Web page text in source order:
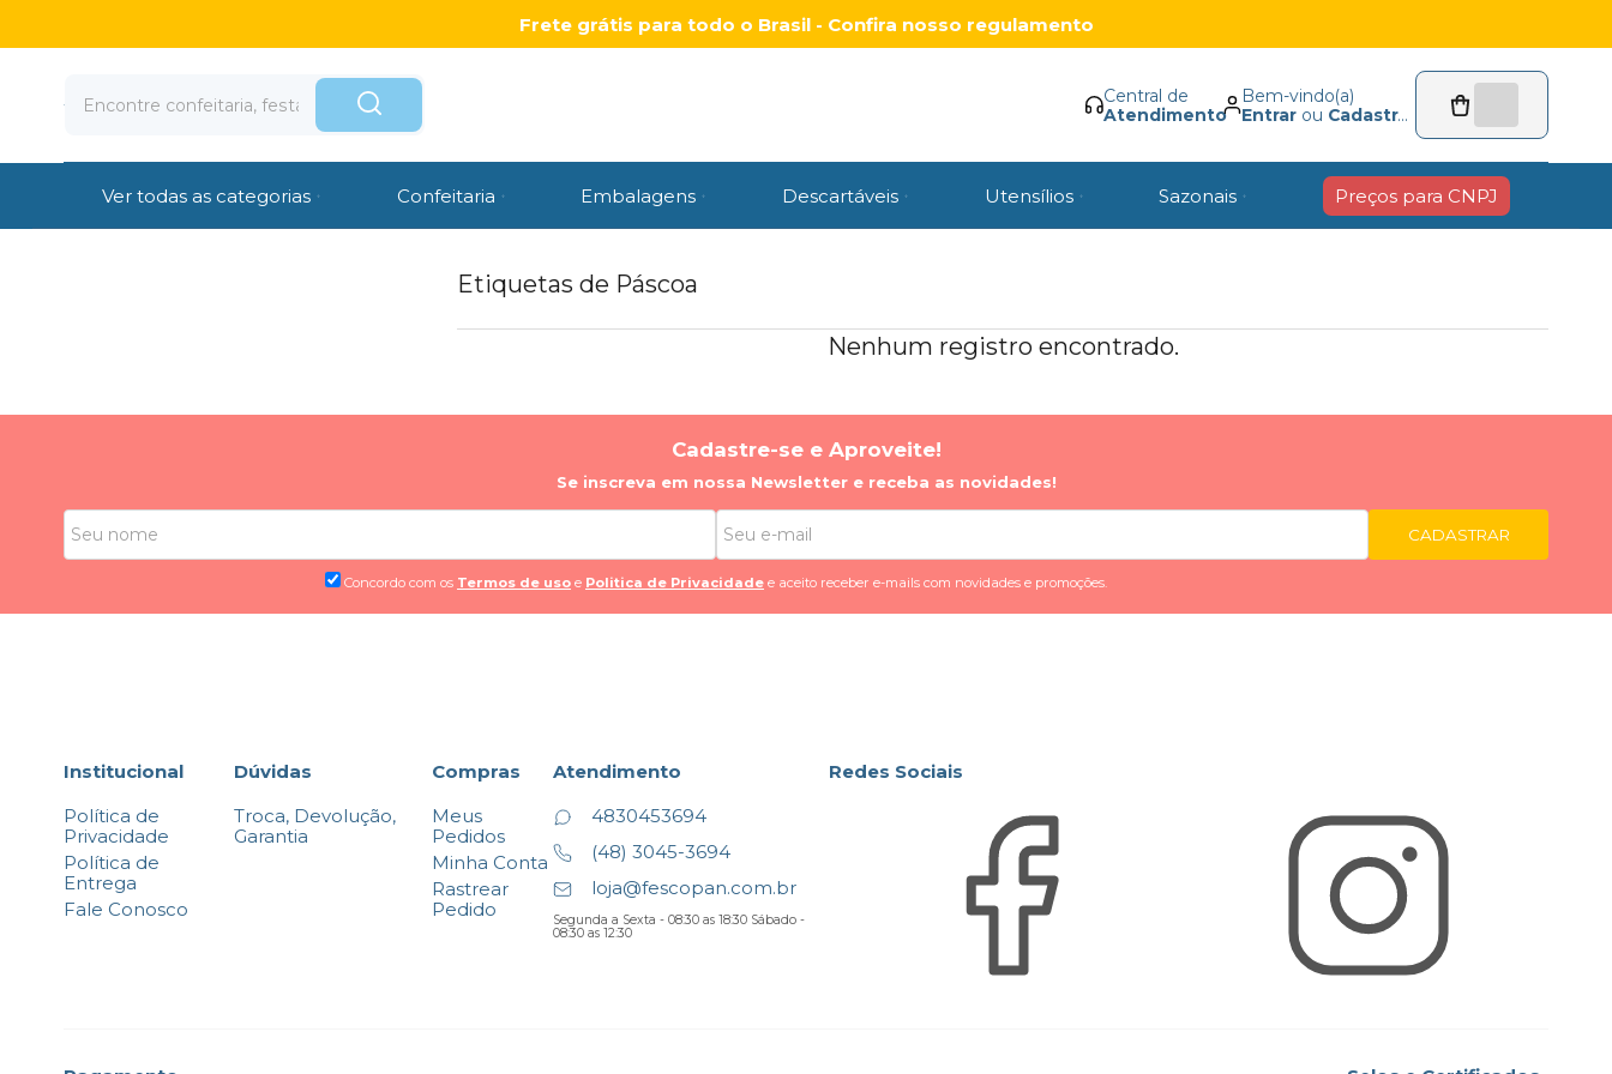
Frete grátis para todo o Brasil - Confira nosso regulamento
Central de
Atendimento
Bem-vindo(a)
Entrar ou Cadastrar
Ver todas as categorias Confeitaria Embalagens Descartáveis Utensílios Sazonais Preços para CNPJ
Etiquetas de Páscoa
Nenhum registro encontrado.
Cadastre-se e Aproveite!
Se inscreva em nossa Newsletter e receba as novidades!
Concordo com os Termos de uso e Politica de Privacidade e aceito receber e-mails com novidades e promoções.
CADASTRAR
Institucional
Política de
Privacidade
Política de
Entrega
Fale Conosco
Dúvidas
Troca, Devolução,
Garantia
Compras
Meus
Pedidos
Minha Conta
Rastrear
Pedido
Atendimento
4830453694
(48) 3045-3694
loja@fescopan.com.br
Segunda a Sexta - 08:30 as 18:30 Sábado -
08:30 as 12:30
Redes Sociais